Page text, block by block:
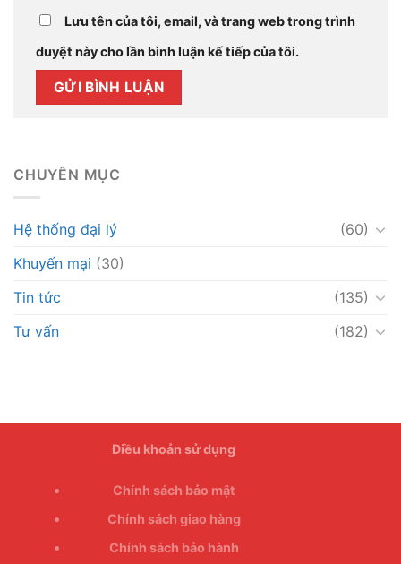
Lưu tên của tôi, email, và trang web trong trình
duyệt này cho lần bình luận kế tiếp của tôi.
CHUYÊN MỤC
Hệ thống đại lý
(60)
Khuyến mại (30)
Tin tức
(135)
Tư vấn
(182)
Điều khoản sử dụng
Chính sách bảo mật
Chính sách giao hàng
Chính sách bảo hành